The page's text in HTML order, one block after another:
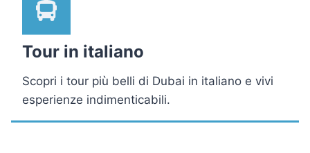
Tour in italiano
Scopri i tour più belli di Dubai in italiano e vivi
esperienze indimenticabili.